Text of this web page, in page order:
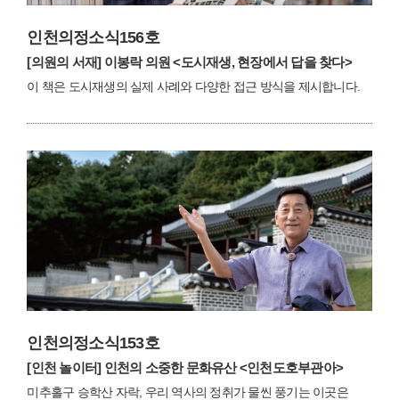
인천의정소식156호
[의원의 서재]이봉락 의원 <도시재생, 현장에서 답을 찾다>
이 책은 도시재생의 실제 사례와 다양한 접근 방식을 제시합니다.
인천의정소식153호
[인천 놀이터]인천의 소중한 문화유산 <인천도호부관아>
미추홀구 승학산 자락, 우리 역사의 정취가 물씬 풍기는 이곳은